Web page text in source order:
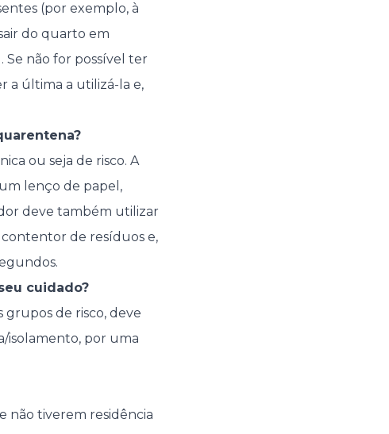
(por exemplo, à
do quarto em
Se não for possível ter
a última a utilizá-la e,
ou seja de risco. A
lenço de papel,
deve também utilizar
de resíduos e,
cuidado?
de risco, deve
isolamento, por uma
não tiverem residência